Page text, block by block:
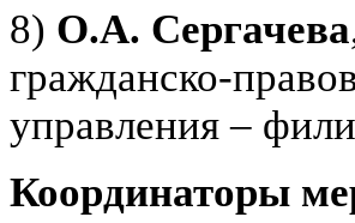
8) О.А. Сергачева
гражданско-
управления –
Координаторы